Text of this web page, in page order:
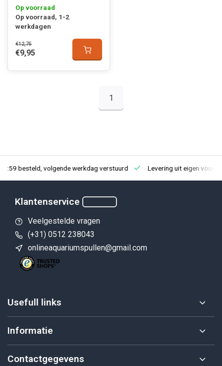
Op voorraad
Op voorraad, 1-2
werkdagen
€12,75
€9,95
1
besteld, volgende werkdag verstuurd Levering uit eigen
Klantenservice
Veelgestelde vragen
(+31) 0512 238043
onlineaquariumspullen@gmail.com
Usefull links
Informatie
Contactgegevens